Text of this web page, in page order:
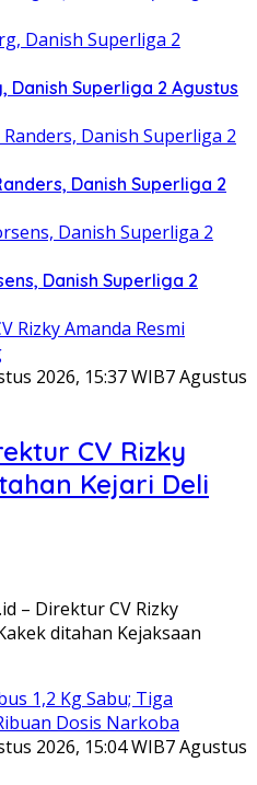
Danish Superliga 2 Agustus
Danish Superliga 2
Danish Superliga 2
2026, 15:37 WIB7 Agustus
CV Rizky
Kejari Deli
– Direktur CV Rizky
ditahan Kejaksaan
2026, 15:04 WIB7 Agustus